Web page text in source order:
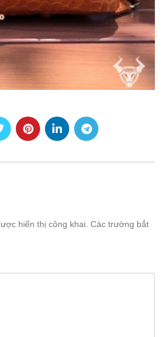
hiển thị công khai. Các trường bắt